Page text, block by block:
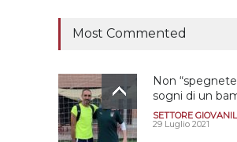
Most Commented
Non
sogni di un
SETTORE
29 Luglio 2021